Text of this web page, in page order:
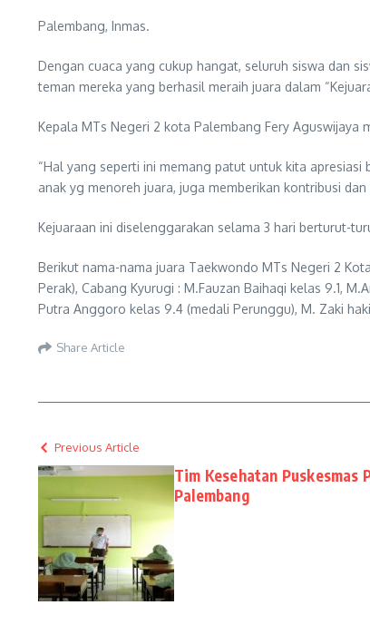
Palembang, Inmas.
Dengan cuaca yang cukup hangat, seluruh siswa dan
teman mereka yang berhasil meraih juara dalam
Kepala MTs Negeri 2 kota Palembang Fery Aguswijaya
“Hal yang seperti ini memang patut untuk kita
anak yg menoreh juara, juga memberikan kontribusi
Kejuaraan ini diselenggarakan selama 3 hari berturut-
Berikut nama-nama juara Taekwondo MTs Negeri 2
Perak), Cabang Kyurugi : M.Fauzan Baihaqi kelas 9.1,
Putra Anggoro kelas 9.4 (medali Perunggu), M. Zaki
Share Article
Previous Article
Tim Kesehatan Puskesmas
Palembang